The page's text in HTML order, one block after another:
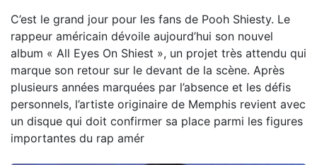
C’est le grand jour pour les fans de Pooh Shiesty. Le
rappeur américain dévoile aujourd’hui son nouvel
album « All Eyes On Shiest », un projet très attendu qui
marque son retour sur le devant de la scène. Après
plusieurs années marquées par l’absence et les défis
personnels, l’artiste originaire de Memphis revient avec
un disque qui doit confirmer sa place parmi les figures
importantes du rap amér